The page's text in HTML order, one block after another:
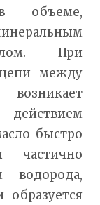
объеме,
При
между
быстро
водорода,